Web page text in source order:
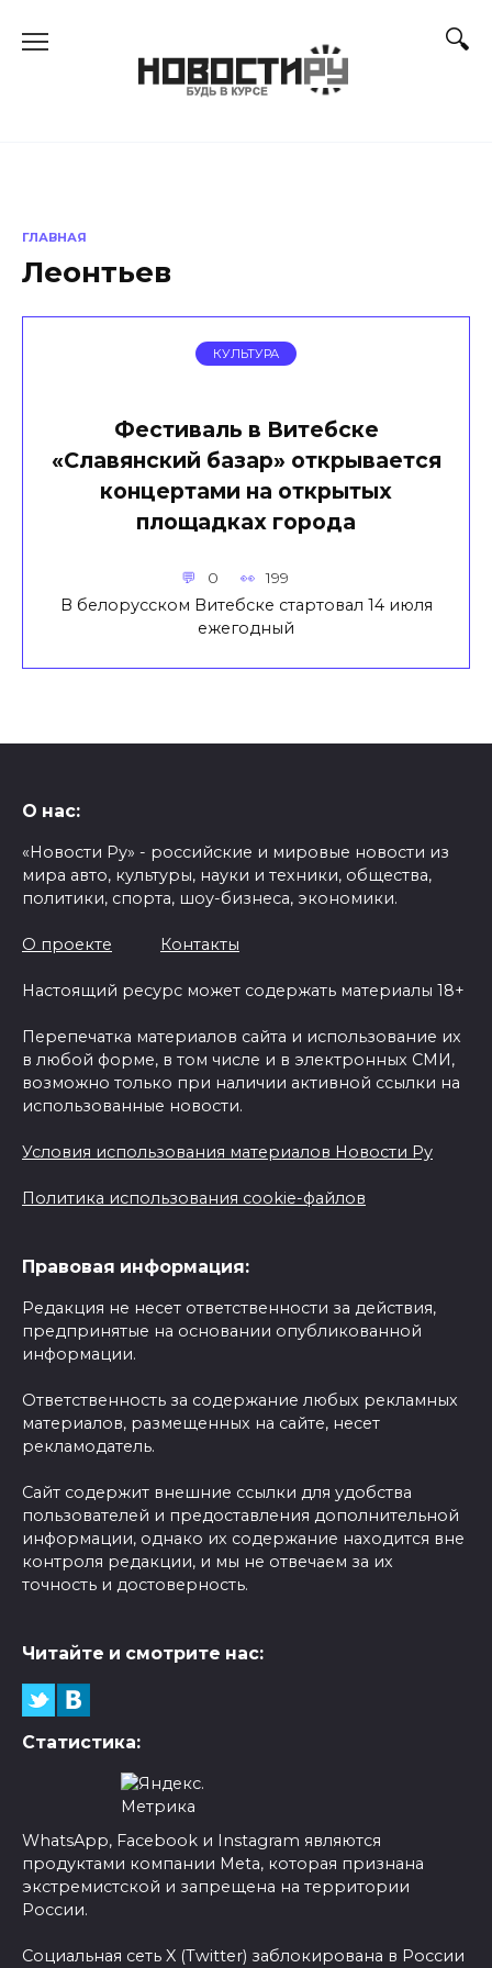
ГЛАВНАЯ
Леонтьев
КУЛЬТУРА
Фестиваль в Витебске
«Славянский базар» открывается
концертами на открытых
площадках города
0 199
В белорусском Витебске стартовал 14 июля
ежегодный
О нас:
«Новости Ру» - российские и мировые новости из
мира авто, культуры, науки и техники, общества,
политики, спорта, шоу-бизнеса, экономики.
О проекте Контакты
Настоящий ресурс может содержать материалы 18+
Перепечатка материалов сайта и использование их
в любой форме, в том числе и в электронных СМИ,
возможно только при наличии активной ссылки на
использованные новости.
Условия использования материалов Новости Ру
Политика использования cookie-файлов
Правовая информация:
Редакция не несет ответственности за действия,
предпринятые на основании опубликованной
информации.
Ответственность за содержание любых рекламных
материалов, размещенных на сайте, несет
рекламодатель.
Сайт содержит внешние ссылки для удобства
пользователей и предоставления дополнительной
информации, однако их содержание находится вне
контроля редакции, и мы не отвечаем за их
точность и достоверность.
Читайте и смотрите нас:
Статистика:
WhatsApp, Facebook и Instagram являются
продуктами компании Meta, которая признана
экстремистской и запрещена на территории
России.
Социальная сеть X (Twitter) заблокирована в России